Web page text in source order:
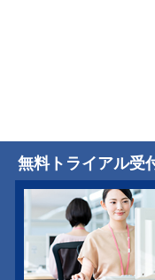
無料トライアル受